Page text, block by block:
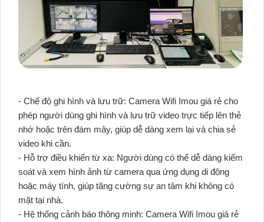
- Chế độ ghi hình và lưu trữ: Camera Wifi Imou giá rẻ cho
phép người dùng ghi hình và lưu trữ video trực tiếp lên thẻ
nhớ hoặc trên đám mây, giúp dễ dàng xem lại và chia sẻ
video khi cần.
- Hỗ trợ điều khiển từ xa: Người dùng có thể dễ dàng kiểm
soát và xem hình ảnh từ camera qua ứng dụng di động
hoặc máy tính, giúp tăng cường sự an tâm khi không có
mặt tại nhà.
- Hệ thống cảnh báo thông minh: Camera Wifi Imou giá rẻ